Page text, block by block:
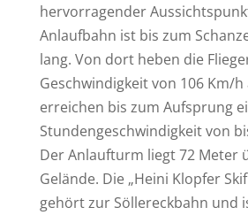
hervorragender
Anlaufbahn ist bis zum
lang. Von dort heben die
Geschwindigkeit von 106 Km/h
erreichen bis zum Aufsprung
Stundengeschwindigkeit von
Der Anlaufturm liegt 72 Meter
Gelände. Die „Heini Klopfer
gehört zur Söllereckbahn und